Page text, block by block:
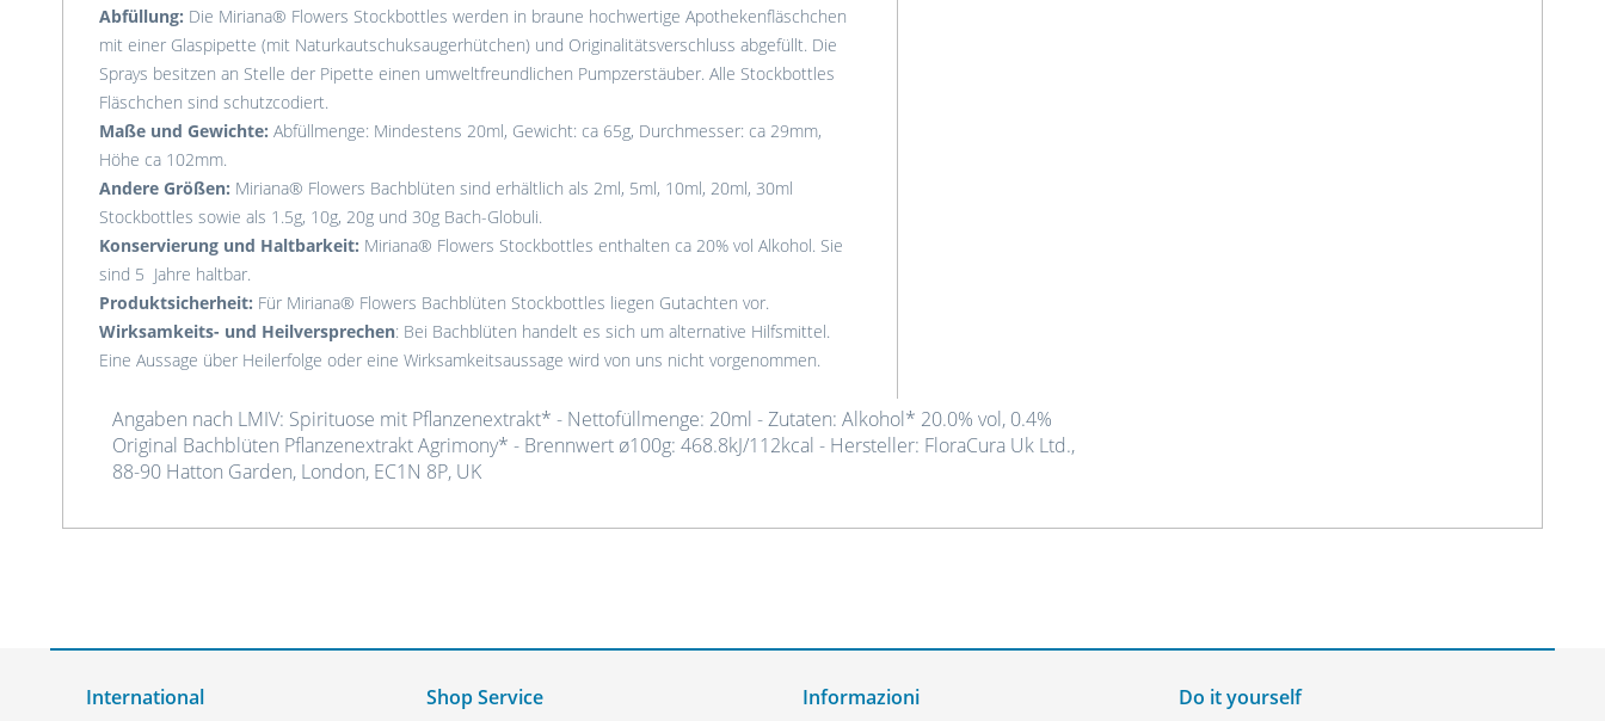
Abfüllung: Die Miriana® Flowers Stockbottles werden in braune hochwertige Apothekenfläschchen
mit einer Glaspipette (mit Naturkautschuksaugerhütchen) und Originalitätsverschluss abgefüllt. Die
Sprays besitzen an Stelle der Pipette einen umweltfreundlichen Pumpzerstäuber. Alle Stockbottles
Fläschchen sind schutzcodiert.
Maße und Gewichte: Abfüllmenge: Mindestens 20ml, Gewicht: ca 65g, Durchmesser: ca 29mm,
Höhe ca 102mm.
Andere Größen: Miriana® Flowers Bachblüten sind erhältlich als 2ml, 5ml, 10ml, 20ml, 30ml
Stockbottles sowie als 1.5g, 10g, 20g und 30g Bach-Globuli.
Konservierung und Haltbarkeit: Miriana® Flowers Stockbottles enthalten ca 20% vol Alkohol. Sie
sind 5 Jahre haltbar.
Produktsicherheit: Für Miriana® Flowers Bachblüten Stockbottles liegen Gutachten vor.
Wirksamkeits- und Heilversprechen: Bei Bachblüten handelt es sich um alternative Hilfsmittel.
Eine Aussage über Heilerfolge oder eine Wirksamkeitsaussage wird von uns nicht vorgenommen.
Angaben nach LMIV: Spirituose mit Pflanzenextrakt* - Nettofüllmenge: 20ml - Zutaten: Alkohol* 20.0% vol, 0.4%
Original Bachblüten Pflanzenextrakt Agrimony* - Brennwert ø100g: 468.8kJ/112kcal - Hersteller: FloraCura Uk Ltd.,
88-90 Hatton Garden, London, EC1N 8P, UK
International
Shop Service
Informazioni
Do it yourself